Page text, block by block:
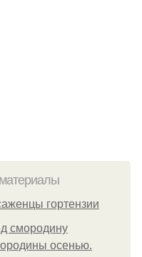
гортензии
смородину
осенью.